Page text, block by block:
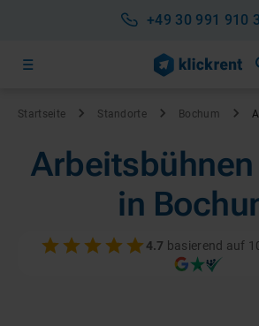
+49 30 991 910
Startseite Standorte Bochum
in
4.7 basierend auf